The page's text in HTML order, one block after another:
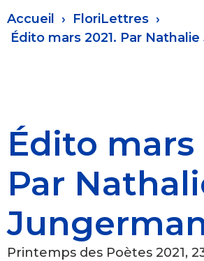
Fil
d'Ariane
Accueil
FloriLettres
Édito mars 2021. Par
Édito mars
Par
Printemps des Poètes 2021,